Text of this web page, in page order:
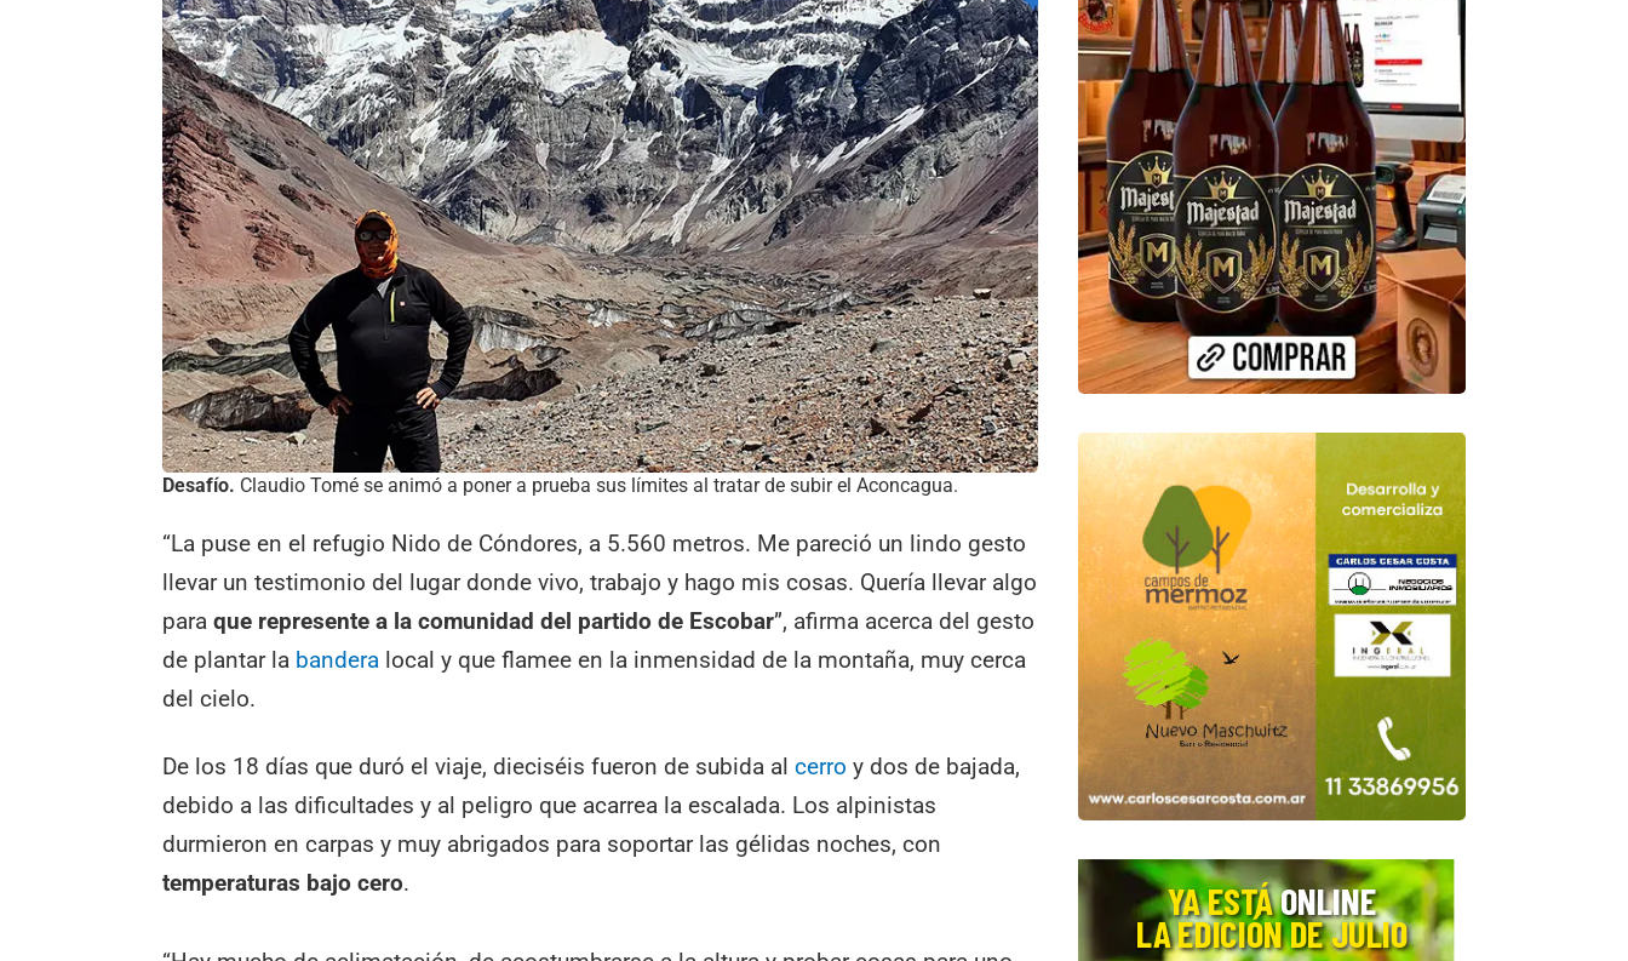
Desafío. Claudio Tomé se animó a poner a prueba sus límites al tratar de subir el Aconcagua.
“La puse en el refugio Nido de Cóndores, a 5.560 metros. Me pareció un lindo gesto
llevar un testimonio del lugar donde vivo, trabajo y hago mis cosas. Quería llevar algo
paraque represente a la comunidad del partido de Escobar”, afirma acerca del gesto
de plantar la bandera local y que flamee en la inmensidad de la montaña, muy cerca
del cielo.
De los 18 días que duró el viaje, dieciséis fueron de subida alcerro y dos de bajada,
debido a las dificultades y al peligro que acarrea la escalada. Los alpinistas
durmieron en carpas y muy abrigados para soportar las gélidas noches, con
temperaturas bajo cero.